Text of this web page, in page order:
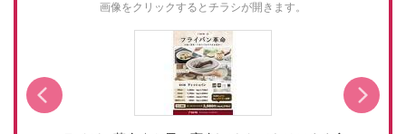
画像をクリックするとチラシが開きます。